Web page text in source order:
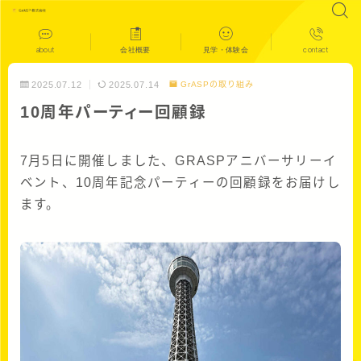
about 会社概要 見学・体験会 contact
2025.07.12 2025.07.14 GrASPの取り組み
10周年パーティー回顧録
7月5日に開催しました、GRASPアニバーサリーイ
ベント、10周年記念パーティーの回顧録をお届けし
ます。